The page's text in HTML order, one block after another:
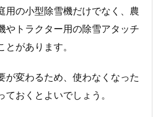
用の小型除雪機だけでなく、農
やトラクター用の除雪アタッチ
があります。
が変わるため、使わなくなった
おくとよいでしょう。